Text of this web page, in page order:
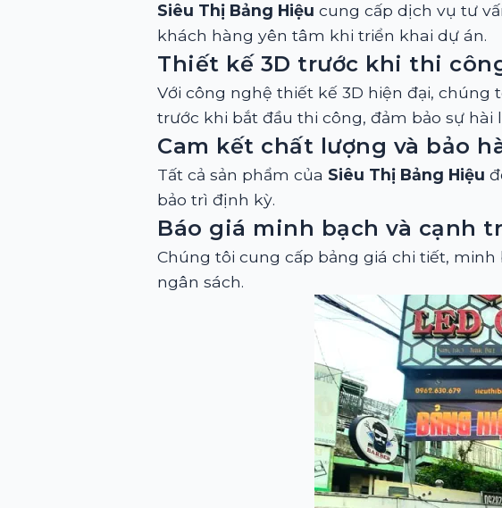
Siêu Thị Bảng Hiệu cung cấp dịch vụ tư
khách hàng yên tâm khi triển khai dự án.
Thiết kế 3D trước khi thi
Với công nghệ thiết kế 3D hiện đại,
trước khi bắt đầu thi công, đảm bảo sự hài
Cam kết chất lượng và bảo
Tất cả sản phẩm của Siêu Thị Bảng Hiệu
bảo trì định kỳ.
Báo giá minh bạch và cạnh
Chúng tôi cung cấp bảng giá chi tiết,
ngân sách.